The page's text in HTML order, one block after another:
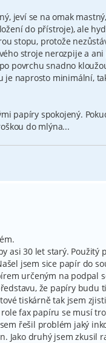
jeví se na omak
do přístroje), ale
stopu, protože
stroje nerozpije a
povrchu snadno
je naprosto minimální,
papíry spokojený.
do mlýna...
asi 30 let starý.
jsem sice papír do
určeným na podpal
že papíry budu
tiskárně tak jsem
fax papíru se musí
řešil problém jaký
Jako druhý jsem zkusil